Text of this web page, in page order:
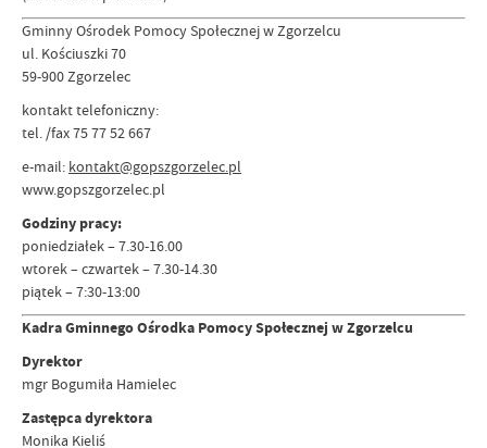
Gminny Ośrodek Pomocy Społecznej w Zgorzelcu
ul. Kościuszki 70
59-900 Zgorzelec
kontakt telefoniczny:
tel. /fax 75 77 52 667
e-mail: kontakt@gopszgorzelec.pl
www.gopszgorzelec.pl
Godziny pracy:
poniedziałek – 7.30-16.00
wtorek – czwartek – 7.30-14.30
piątek – 7:30-13:00
Kadra Gminnego Ośrodka Pomocy Społecznej w Zgorzelcu
Dyrektor
mgr Bogumiła Hamielec
Zastępca dyrektora
Monika Kieliś